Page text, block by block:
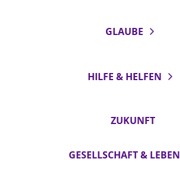
GLAUBE
HILFE & HELFEN
ZUKUNFT
GESELLSCHAFT & LEBEN